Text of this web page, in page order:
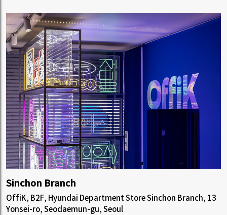
Sinchon Branch
OffiK, B2F, Hyundai Department Store Sinchon Branch, 13
Yonsei-ro, Seodaemun-gu, Seoul